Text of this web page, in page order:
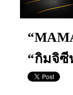
“กิมจิซี